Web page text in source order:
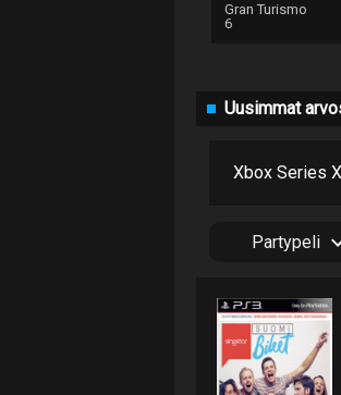
Gran Turismo
6
Uusimmat
Xbox Series X
Partypeli